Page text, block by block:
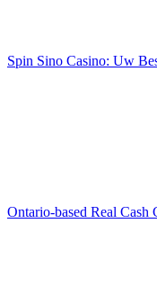
Spin Sino Casino: Uw
Ontario-based Real